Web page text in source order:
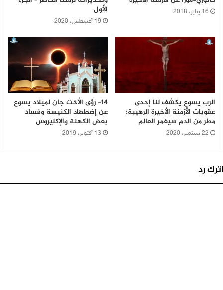
16 يناير، 2018
الأول
19 أغسطس، 2020
الرب يسوع يكشف لنا إحدى
عقوبات الأزمنة الأخيرة الرهيبة:
مطر من الدم سيغمر العالم
22 سبتمبر، 2020
14- رؤى الأخت جان لميلاد يسوع
عن إضطهاد الكنيسة وفساد
بعض الكهنة والإكليروس
13 أكتوبر، 2019
اترك رد